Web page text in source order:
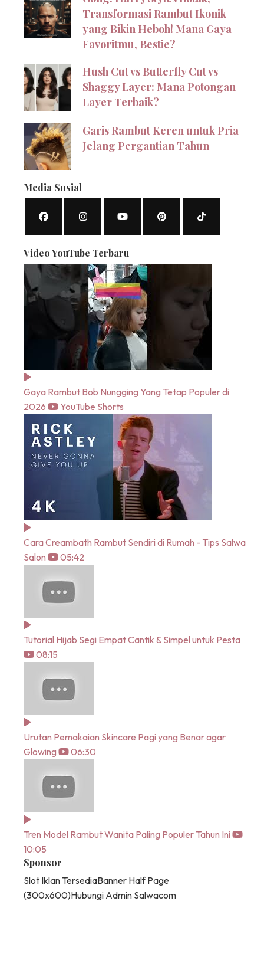
Transformasi Rambut Ikonik
yang Bikin Heboh! Mana Gaya
Favoritmu, Bestie?
Hush Cut vs Butterfly Cut vs
Shaggy Layer: Mana Potongan
Layer Terbaik?
Garis Rambut Keren untuk Pria
Jelang Pergantian Tahun
Media Sosial
Video YouTube Terbaru
Gaya Rambut Bob Nungging Yang Tetap Populer di
2026
YouTube Shorts
Cara Creambath Rambut Sendiri di Rumah - Tips Salwa
Salon
05:42
Tutorial Hijab Segi Empat Cantik & Simpel untuk Pesta
08:15
Urutan Pemakaian Skincare Pagi yang Benar agar
Glowing
06:30
Tren Model Rambut Wanita Paling Populer Tahun Ini
10:05
Sponsor
Slot Iklan TersediaBanner Half Page
(300x600)Hubungi Admin Salwacom